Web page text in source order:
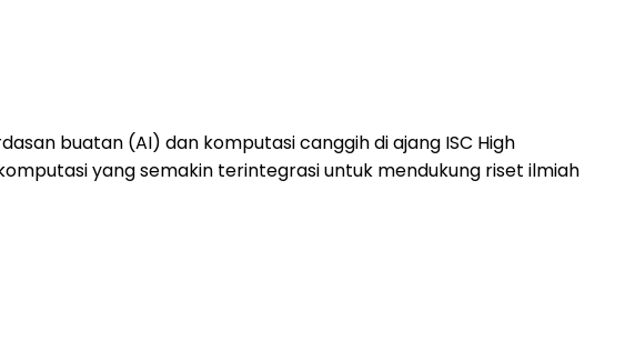
buatan (AI) dan komputasi canggih di ajang ISC High
yang semakin terintegrasi untuk mendukung riset ilmiah